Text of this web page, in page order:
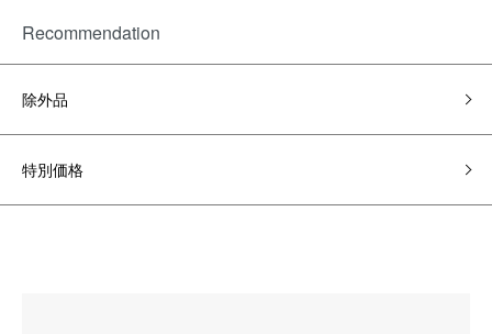
Recommendation
除外品
特別価格